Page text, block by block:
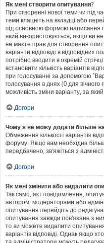
Як мені створити опитування?
При створенні нової теми чи під
теми клацніть на вкладці або
під основною формою написання
який використовується; якщо ви
не маєте прав для створення
варіанти відповіді в
потрібно вводити в окремій
встановити кількість варіантів
при голосуванні за допомогою
голосування в днях (0 для вічного
можливість зміни варіанту, за
Догори
Чому я не можу додати більше
Обмеження кількості варіантів
форуму. Якщо вам необхідна
передбачено, зв'яжіться з
Догори
Як мені змінити або видалити
Так само, як і повідомлення,
автором, модераторами або
опитування перейдіть до
опитування завжди пов'язане з
то ви можете видалити
варіантів відповіді. Однак якщо